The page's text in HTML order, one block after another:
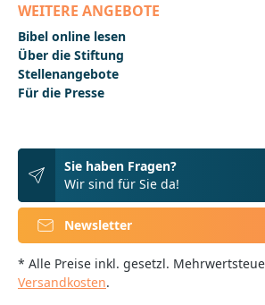
WEITERE ANGEBOTE
Bibel online lesen
Über die Stiftung
Stellenangebote
Für die Presse
Sie haben Fragen?
Wir sind für Sie da!
Newsletter
* Alle Preise inkl. gesetzl.
Versandkosten.